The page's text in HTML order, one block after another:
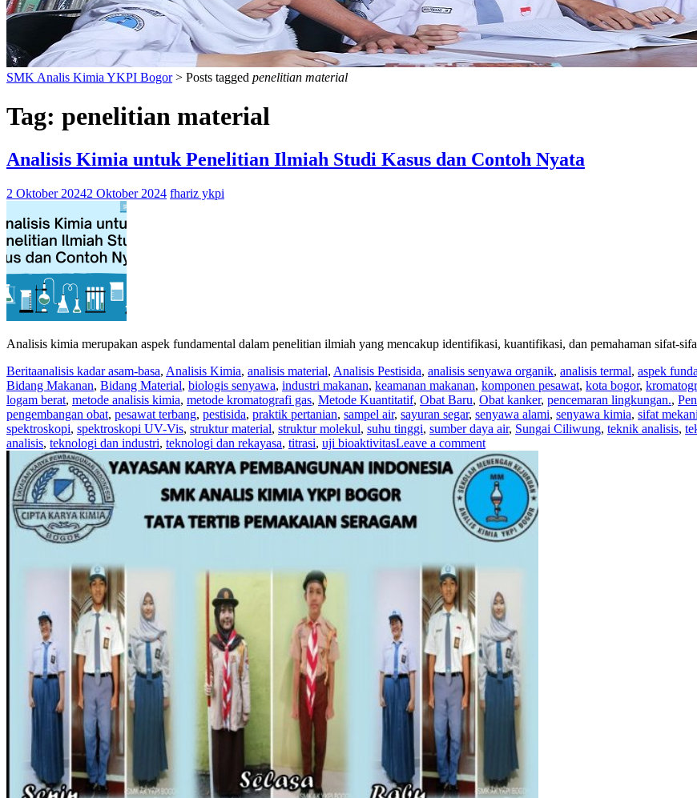
SMK Analis Kimia YKPI Bogor> Posts tagged penelitian material
Tag: penelitian material
Analisis Kimia untuk Penelitian Ilmiah Studi Kasus dan Contoh Nyata
2 Oktober 20242 Oktober 2024 fhariz ykpi
Analisis kimia merupakan aspek fundamental dalam penelitian ilmiah yang mencakup identifikasi, kuantifikasi, dan pemahaman sifat-
Beritaanalisis kadar asam-basa, Analisis Kimia, analisis material, Analisis Pestisida, analisis senyawa organik, analisis termal, aspek
Bidang Makanan, Bidang Material, biologis senyawa, industri makanan, keamanan makanan, komponen pesawat, kota bogor,
logam berat, metode analisis kimia, metode kromatografi gas, Metode Kuantitatif, Obat Baru, Obat kanker, pencemaran lingkungan.,
pengembangan obat, pesawat terbang, pestisida, praktik pertanian, sampel air, sayuran segar, senyawa alami, senyawa kimia, sifat
spektroskopi, spektroskopi UV-Vis, struktur material, struktur molekul, suhu tinggi, sumber daya air, Sungai Ciliwung, teknik analisis,
analisis, teknologi dan industri, teknologi dan rekayasa, titrasi, uji bioaktivitasLeave a comment